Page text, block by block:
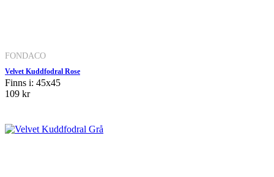
FONDACO
Velvet Kuddfodral Rose
Finns i: 45x45
109 kr